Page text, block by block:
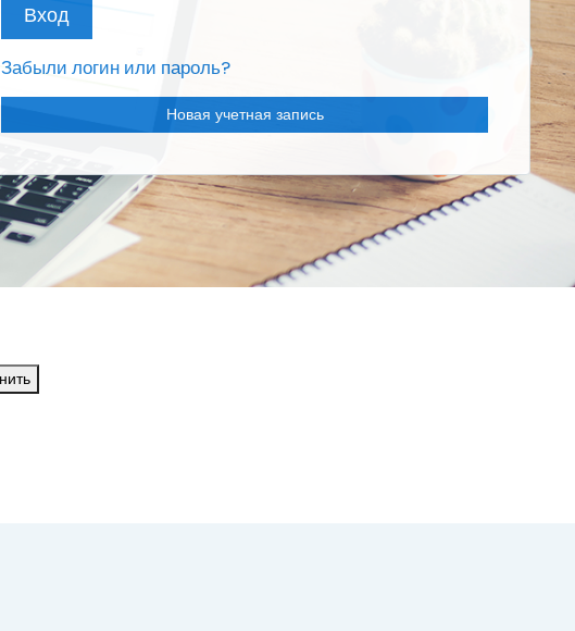
Вход
Забыли логин или пароль?
Новая учетная запись